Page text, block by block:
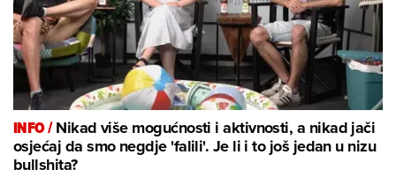
INFO /Nikad više mogućnosti i aktivnosti, a nikad jači
osjećaj da smo negdje 'falili'. Je li i to još jedan u nizu
bullshita?